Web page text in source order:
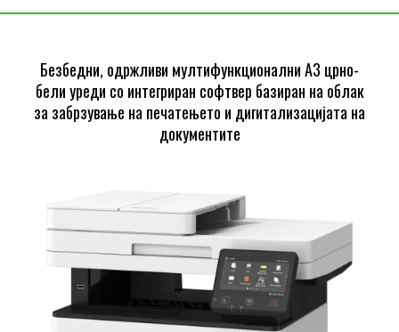
Безбедни, одржливи мултифункционални A3 црно-
бели уреди со интегриран софтвер базиран на облак
за забрзување на печатењето и дигитализацијата на
документите